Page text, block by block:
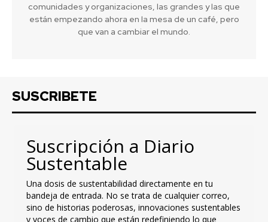
comunidades y organizaciones, las grandes y las que
están empezando ahora en la mesa de un café, pero
que van a cambiar el mundo.
SUSCRIBETE
Suscripción a Diario
Sustentable
Una dosis de sustentabilidad directamente en tu
bandeja de entrada. No se trata de cualquier correo,
sino de historias poderosas, innovaciones sustentables
y voces de cambio que están redefiniendo lo que